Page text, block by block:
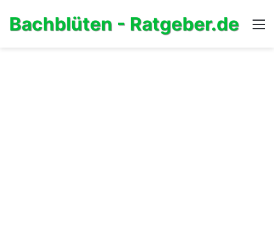
Bachblüten - Ratgeber.de